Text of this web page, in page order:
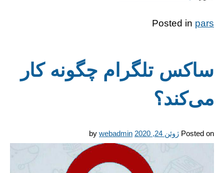
Posted in pars
ساکس تلگرام چگونه کار
می‌کند؟
Posted on ژوئن 24, 2020 by webadmin